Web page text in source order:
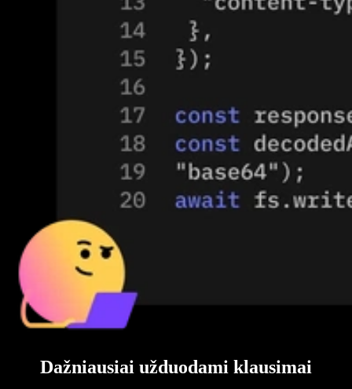
Dažniausiai užduodami klausimai